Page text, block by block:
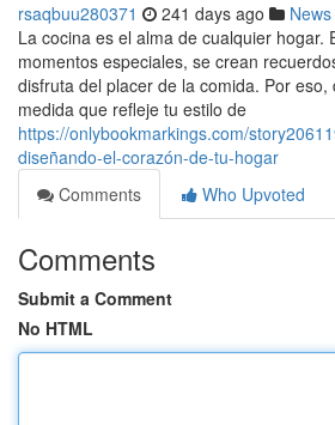
rsaqbuu280371 241 days ago News
La cocina es el alma de cualquier hogar.
momentos especiales, se crean
disfruta del placer de la comida. Por
medida que refleje tu estilo de
https://onlybookmarkings.com/
diseñando-el-corazón-de-tu-hogar
Comments
Who Upvoted
Comments
Submit a Comment
No HTML